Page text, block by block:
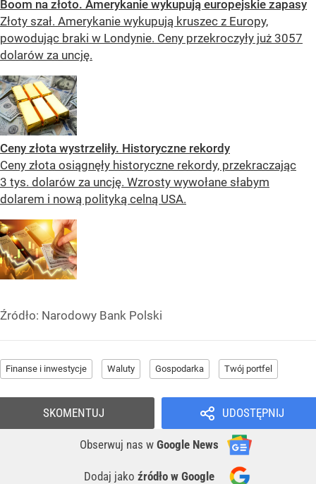
Boom na złoto. Amerykanie wykupują europejskie zapasy
Złoty szał. Amerykanie wykupują kruszec z Europy,
powodując braki w Londynie. Ceny przekroczyły już 3057
dolarów za uncję.
Ceny złota wystrzeliły. Historyczne rekordy
Ceny złota osiągnęły historyczne rekordy, przekraczając
3 tys. dolarów za uncję. Wzrosty wywołane słabym
dolarem i nową polityką celną USA.
Źródło: Narodowy Bank Polski
Finanse i inwestycje Waluty Gospodarka Twój portfel
UDOSTĘPNIJ
Obserwuj nas w Google News
Dodaj jako źródło w Google
SKOMENTUJ